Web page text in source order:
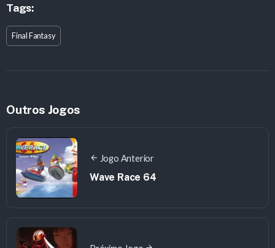
Tags:
Final Fantasy
Outros Jogos
Jogo Anterior
Wave Race 64